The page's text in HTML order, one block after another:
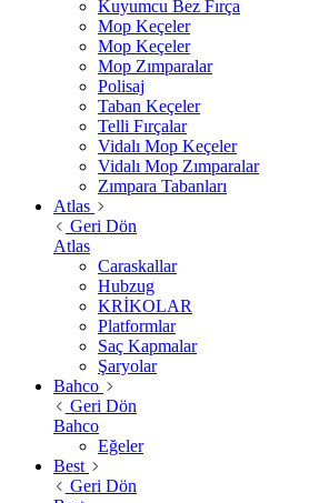
Kuyumcu Bez Fırça
Mop Keçeler
Mop Keçeler
Mop Zımparalar
Polisaj
Taban Keçeler
Telli Fırçalar
Vidalı Mop Keçeler
Vidalı Mop Zımparalar
Zımpara Tabanları
Atlas
Geri Dön
Atlas
Caraskallar
Hubzug
KRİKOLAR
Platformlar
Saç Kapmalar
Şaryolar
Bahco
Geri Dön
Bahco
Eğeler
Best
Geri Dön